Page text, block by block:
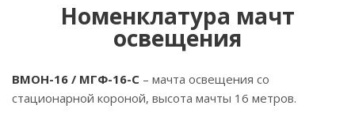
Номенклатура мачт
освещения
ВМОН-16 / МГФ-16-С – мачта освещения со
стационарной короной, высота мачты 16 метров.